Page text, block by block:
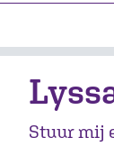
Stuur mij